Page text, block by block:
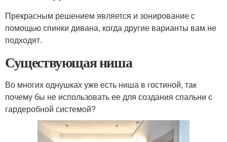
Прекрасным решением является и зонирование с
помощью спинки дивана, когда другие варианты вам не
подходят.
Существующая ниша
Во многих однушках уже есть ниша в гостиной, так
почему бы не использовать ее для создания спальни с
гардеробной системой?